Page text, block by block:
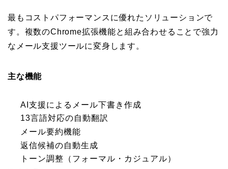
最もコストパフォーマンスに優れたソリューションで
す。複数のChrome拡張機能と組み合わせることで強力
なメール支援ツールに変身します。
主な機能
AI支援によるメール下書き作成
13言語対応の自動翻訳
メール要約機能
返信候補の自動生成
トーン調整（フォーマル・カジュアル）